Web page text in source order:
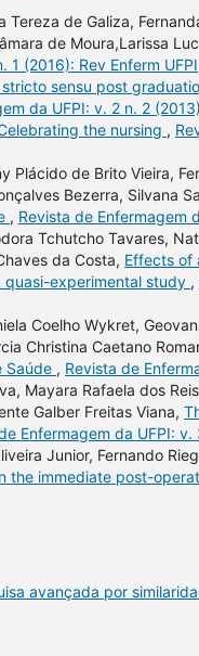
Tereza de Galiza,
de Moura,Larissa
1 (2016): Rev Enferm UFPI
sensu post
da UFPI: v. 2 n. 2
the nursing ,
Plácido de Brito Vieira,
Bezerra, Silvana
, Revista de Enfermagem
Tchutcho Tavares,
da Costa, Effects of
experimental study ,
Coelho Wykret,
Christina Caetano
Saúde , Revista de
Mayara Rafaela dos
Galber Freitas Viana,
Enfermagem da UFPI:
Junior, Fernando
the immediate post-
avançada por